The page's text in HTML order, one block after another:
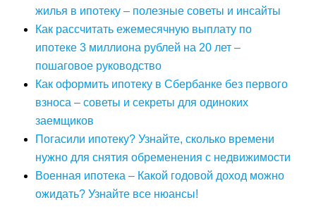
жилья в ипотеку – полезные советы и инсайты
Как рассчитать ежемесячную выплату по
ипотеке 3 миллиона рублей на 20 лет –
пошаговое руководство
Как оформить ипотеку в Сбербанке без первого
взноса – советы и секреты для одиноких
заемщиков
Погасили ипотеку? Узнайте, сколько времени
нужно для снятия обременения с недвижимости
Военная ипотека – Какой годовой доход можно
ожидать? Узнайте все нюансы!